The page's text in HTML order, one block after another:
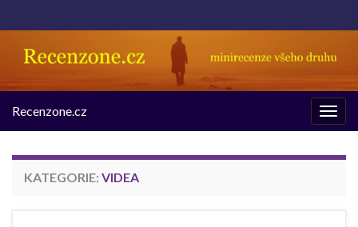
Recenzone.cz
KATEGORIE: VIDEA